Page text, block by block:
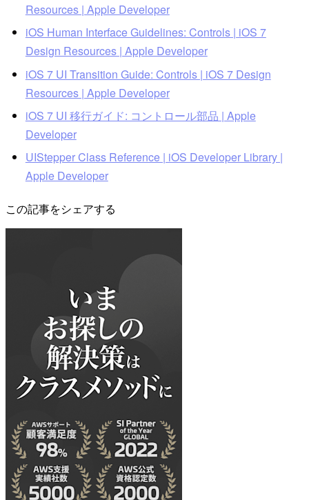
Resources | Apple Developer
iOS Human Interface Guidelines: Controls | iOS 7
Design Resources | Apple Developer
iOS 7 UI Transition Guide: Controls | iOS 7 Design
Resources | Apple Developer
iOS 7 UI 移行ガイド: コントロール部品 | Apple
Developer
UIStepper Class Reference | iOS Developer Library |
Apple Developer
この記事をシェアする